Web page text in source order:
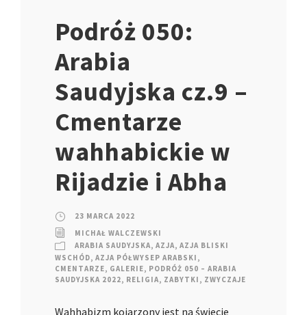
Podróż 050:
Arabia
Saudyjska cz.9 –
Cmentarze
wahhabickie w
Rijadzie i Abha
23 MARCA 2022
MICHAŁ WALCZEWSKI
ARABIA SAUDYJSKA, AZJA, AZJA BLISKI
WSCHÓD, AZJA PÓŁWYSEP ARABSKI ,
CMENTARZE, GALERIE, PODRÓŻ 050 – ARABIA
SAUDYJSKA 2022, RELIGIA, ZABYTKI , ZWYCZAJE
Wahhabizm kojarzony jest na świecie